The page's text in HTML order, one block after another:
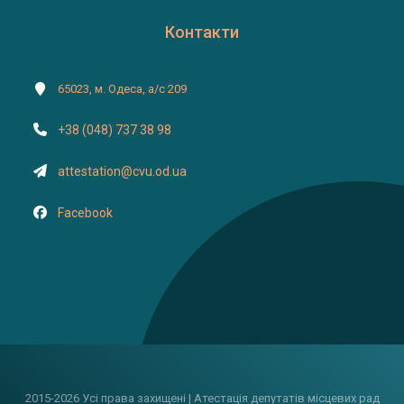
Контакти
65023, м. Одеса, а/с 209
+38 (048) 737 38 98
attestation@cvu.od.ua
Facebook
2015-2026 Усі права захищені | Атестація депутатів місцевих рад